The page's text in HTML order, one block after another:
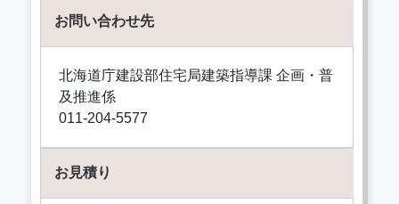
お問い合わせ先
北海道庁建設部住宅局建築指導課 企画・普
及推進係
011-204-5577
お見積り